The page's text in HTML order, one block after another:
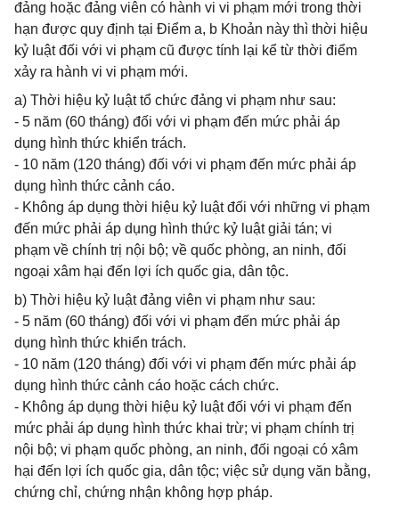
đảng hoặc đảng viên có hành vi vi phạm mới trong thời
hạn được quy định tại Điểm a, b Khoản này thì thời hiệu
kỷ luật đối với vi phạm cũ được tính lại kể từ thời điểm
xảy ra hành vi vi phạm mới.
a) Thời hiệu kỷ luật tổ chức đảng vi phạm như sau:
- 5 năm (60 tháng) đối với vi phạm đến mức phải áp
dụng hình thức khiển trách.
- 10 năm (120 tháng) đối với vi phạm đến mức phải áp
dụng hình thức cảnh cáo.
- Không áp dụng thời hiệu kỷ luật đối với những vi phạm
đến mức phải áp dụng hình thức kỷ luật giải tán; vi
phạm về chính trị nội bộ; về quốc phòng, an ninh, đối
ngoại xâm hại đến lợi ích quốc gia, dân tộc.
b) Thời hiệu kỷ luật đảng viên vi phạm như sau:
- 5 năm (60 tháng) đối với vi phạm đến mức phải áp
dụng hình thức khiển trách.
- 10 năm (120 tháng) đối với vi phạm đến mức phải áp
dụng hình thức cảnh cáo hoặc cách chức.
- Không áp dụng thời hiệu kỷ luật đối với vi phạm đến
mức phải áp dụng hình thức khai trừ; vi phạm chính trị
nội bộ; vi phạm quốc phòng, an ninh, đối ngoại có xâm
hại đến lợi ích quốc gia, dân tộc; việc sử dụng văn bằng,
chứng chỉ, chứng nhận không hợp pháp.